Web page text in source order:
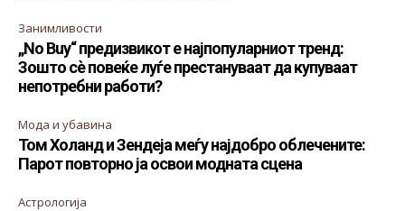
Занимливости
„No Buy“ предизвикот е најпопуларниот тренд:
Зошто сè повеќе луѓе престануваат да купуваат
непотребни работи?
Мода и убавина
Том Холанд и Зендеја меѓу најдобро облечените:
Парот повторно ја освои модната сцена
Астрологија